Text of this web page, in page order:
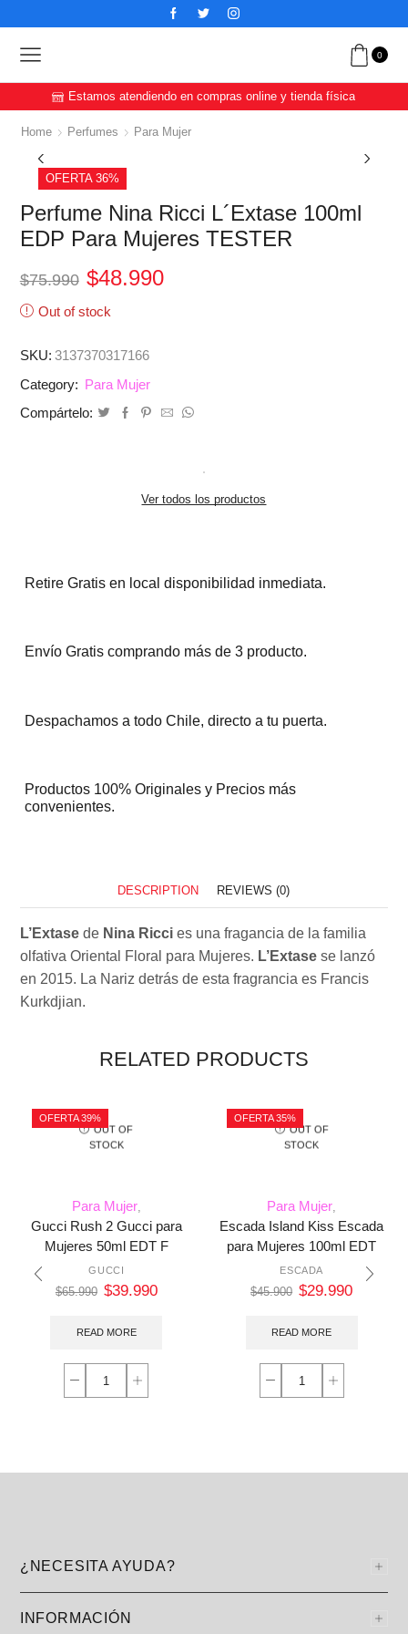
0
Estamos atendiendo en compras online y tienda física
Home Perfumes Para Mujer
OFERTA 36%
Perfume Nina Ricci L´Extase 100ml
EDP Para Mujeres TESTER
$75.990 $48.990
Out of stock
SKU: 3137370317166
Category: Para Mujer
Compártelo:
Ver todos los productos
Retire Gratis en local disponibilidad inmediata.
Envío Gratis comprando más de 3 producto.
Despachamos a todo Chile, directo a tu puerta.
Productos 100% Originales y Precios más
convenientes.
DESCRIPTION REVIEWS (0)
L’Extasede Nina Riccies una fragancia de la familia
olfativa Oriental Floral para Mujeres. L’Extasese lanzó
en 2015. La Nariz detrás de esta fragrancia es Francis
Kurkdjian.
RELATED PRODUCTS
OFERTA 39%
OUT OF
STOCK
Para Mujer,
Gucci Rush 2 Gucci para
Mujeres 50ml EDT F
GUCCI
$65.990 $39.990
READ MORE
OFERTA 35%
OUT OF
STOCK
Para Mujer,
Escada Island Kiss Escada
para Mujeres 100ml EDT
ESCADA
$45.900 $29.990
READ MORE
¿NECESITA AYUDA?
INFORMACIÓN